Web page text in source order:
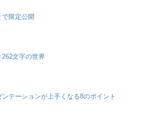
で限定公開
262文字の世界
ンテーションが上手くなる8のポイント